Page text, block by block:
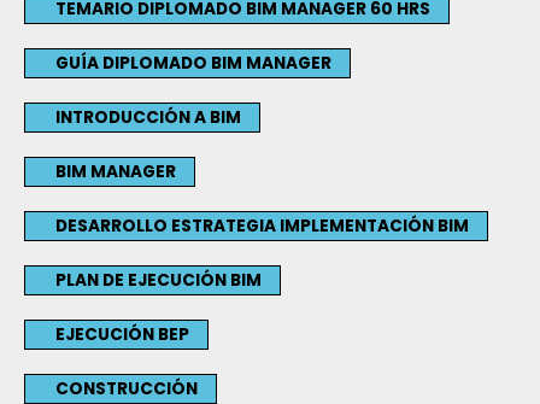
TEMARIO DIPLOMADO BIM MANAGER 60 HRS
GUÍA DIPLOMADO BIM MANAGER
INTRODUCCIÓN A BIM
BIM MANAGER
DESARROLLO ESTRATEGIA IMPLEMENTACIÓN BIM
PLAN DE EJECUCIÓN BIM
EJECUCIÓN BEP
CONSTRUCCIÓN